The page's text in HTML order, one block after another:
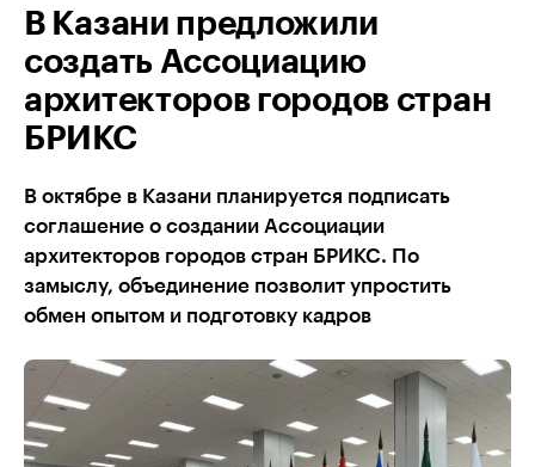
В Казани предложили
создать Ассоциацию
архитекторов городов стран
БРИКС
В октябре в Казани планируется подписать
соглашение о создании Ассоциации
архитекторов городов стран БРИКС. По
замыслу, объединение позволит упростить
обмен опытом и подготовку кадров